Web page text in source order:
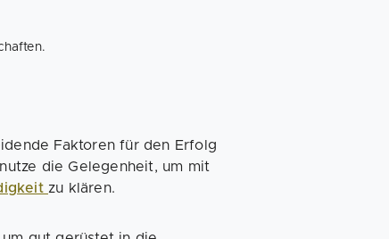
Faktoren für den Erfolg
die Gelegenheit, um mit
zu klären.